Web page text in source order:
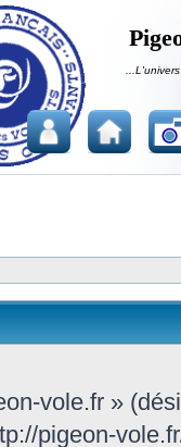
vole.fr »
pigeon-